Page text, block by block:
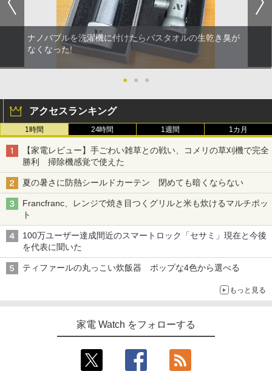
ナノバブルを洗濯機に付けたらバスタオルの生乾き臭が
なくなった!
● ● ●
アクセスランキング
1時間 24時間 1週間 1カ月
【家電レビュー】手ごわい雑草との戦い、コメリの草刈機で完全
勝利 掃除機感覚で使えた
夏の暑さに防熱シールドカーテン 閉めても暗くならない
Francfranc、レンジで焼き目つくグリルと米も炊けるマルチポッ
ト
100万ユーザー達成間近のスマートロック「セサミ」現在と今後
を代表に聞いた
ティファールの丸っこい炊飯器 ポップな4色から選べる
もっと見る
家電 Watch をフォローする